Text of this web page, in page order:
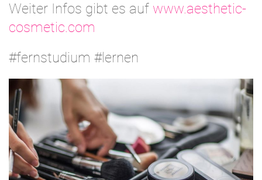
Weiter Infos gibt es auf www.aesthetic-
cosmetic.com
#fernstudium #lernen